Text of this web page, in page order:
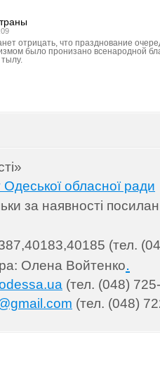
отрицать, что празднование
было пронизано всенародной
обласної ради
за наявності
(тел.
Олена Войтенко.
(тел. (048)
(тел. (048)